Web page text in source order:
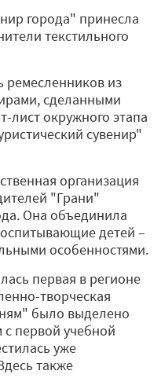
города" принесла
текстильного
ремесленников из
сделанными
лист окружного этапа
сувенир"
организация
"Грани"
Она объединила
детей –
особенностями.
первая в регионе
творческая
было выделено
первой учебной
уже
также